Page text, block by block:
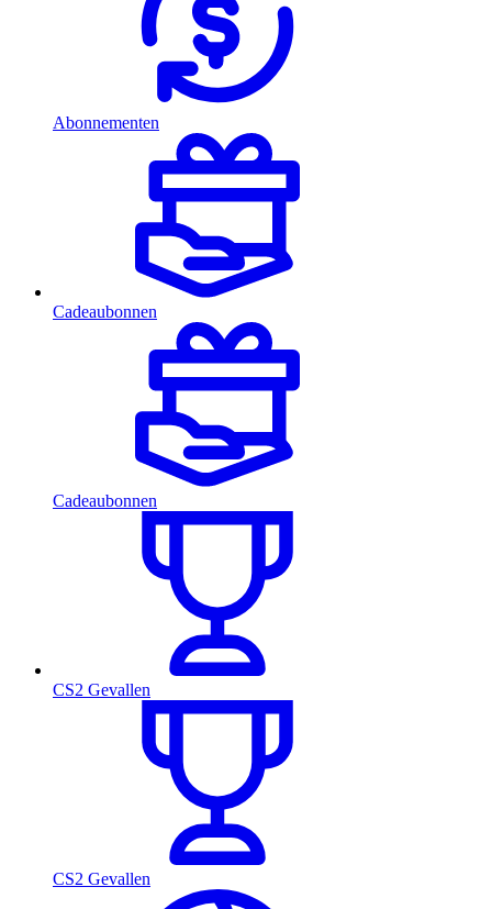
Abonnementen
Cadeaubonnen
Cadeaubonnen
CS2 Gevallen
CS2 Gevallen